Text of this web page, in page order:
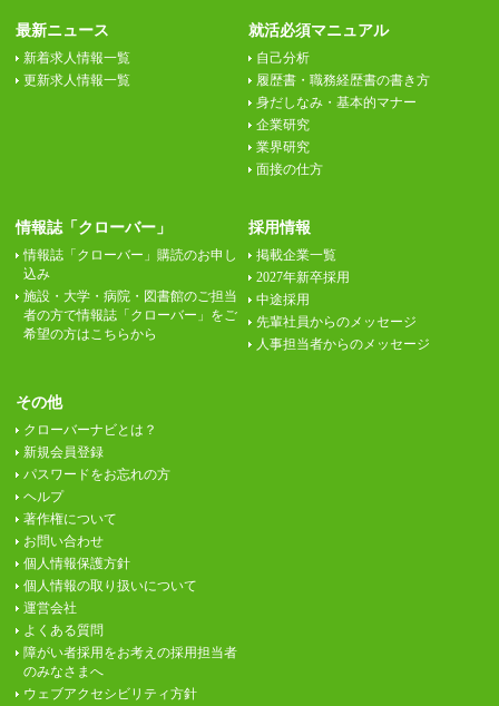
最新ニュース
新着求人情報一覧
更新求人情報一覧
就活必須マニュアル
自己分析
履歴書・職務経歴書の書き方
身だしなみ・基本的マナー
企業研究
業界研究
面接の仕方
情報誌「クローバー」
情報誌「クローバー」購読のお申し
込み
施設・大学・病院・図書館のご担当
者の方で情報誌「クローバー」をご
希望の方はこちらから
採用情報
掲載企業一覧
2027年新卒採用
中途採用
先輩社員からのメッセージ
人事担当者からのメッセージ
その他
クローバーナビとは？
新規会員登録
パスワードをお忘れの方
ヘルプ
著作権について
お問い合わせ
個人情報保護方針
個人情報の取り扱いについて
運営会社
よくある質問
障がい者採用をお考えの採用担当者
のみなさまへ
ウェブアクセシビリティ方針